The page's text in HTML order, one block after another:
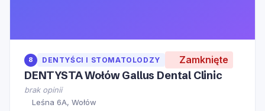
8 DENTYŚCI I STOMATOLODZY Zamknięte
DENTYSTA Wołów Gallus Dental Clinic
brak opinii
Leśna 6A, Wołów